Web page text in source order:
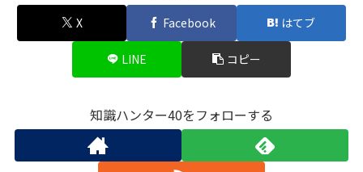
X Facebook はてブ
LINE コピー
知識ハンター40をフォローする